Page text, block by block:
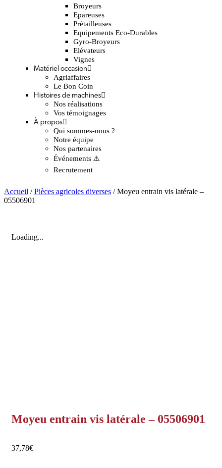
Broyeurs
Epareuses
Prétailleuses
Equipements Eco-Durables
Gyro-Broyeurs
Elévateurs
Vignes
Matériel occasion
Agriaffaires
Le Bon Coin
Histoires de machines
Nos réalisations
Vos témoignages
À propos
Qui sommes-nous ?
Notre équipe
Nos partenaires
Événements ⚠️
Recrutement
Accueil /Pièces agricoles diverses / Moyeu entrain vis latérale –
05506901
Loading...
Moyeu entrain vis latérale – 05506901
37,78€